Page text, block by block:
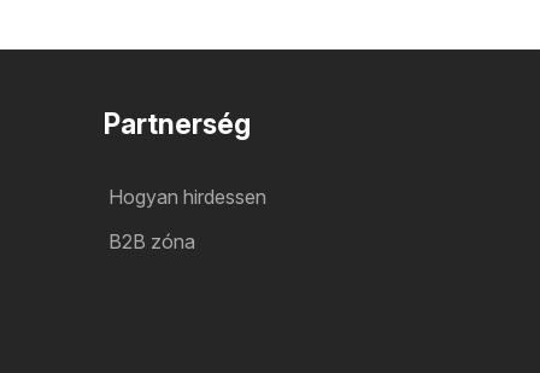
Partnerség
Hogyan hirdessen
B2B zóna